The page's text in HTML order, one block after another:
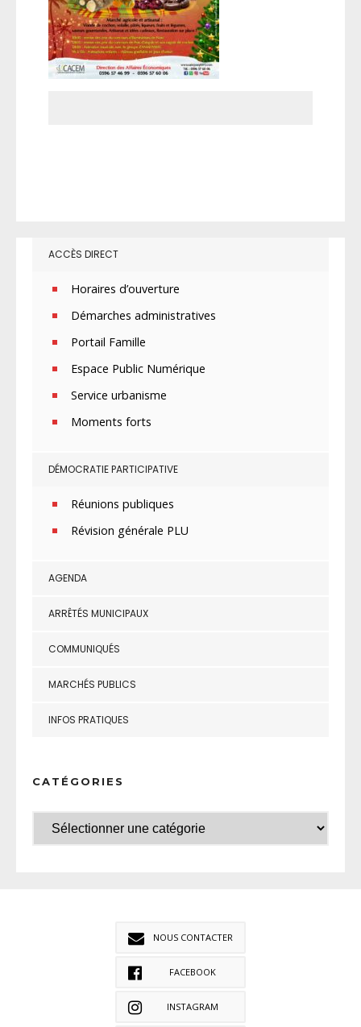
ACCÈS DIRECT
Horaires d’ouverture
Démarches administratives
Portail Famille
Espace Public Numérique
Service urbanisme
Moments forts
DÉMOCRATIE PARTICIPATIVE
Réunions publiques
Révision générale PLU
AGENDA
ARRÊTÉS MUNICIPAUX
COMMUNIQUÉS
MARCHÉS PUBLICS
INFOS PRATIQUES
CATÉGORIES
NOUS CONTACTER
FACEBOOK
INSTAGRAM